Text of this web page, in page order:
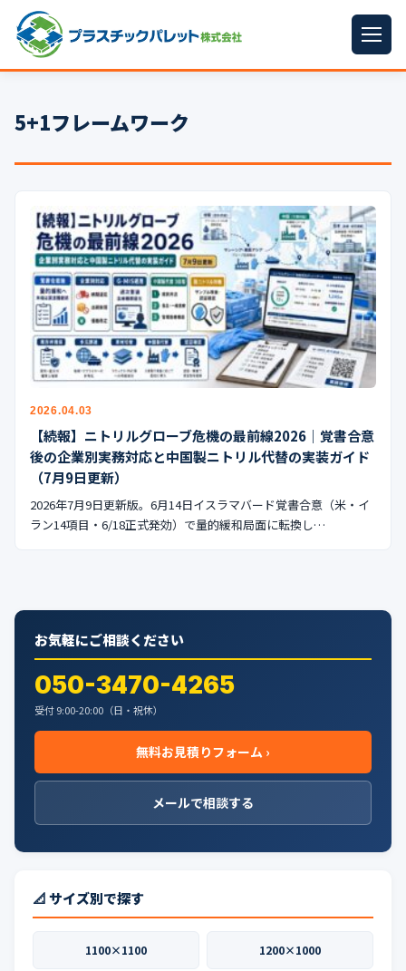
パレットサイズ
プラパレット ▼
コンテナ ▼
中古パレット
再生原料 ▼
梱包資材 ▼
イラン情勢まとめ
公式ブログ
会社案内
🇺🇸🇰🇷🇹🇼🇻🇳
5+1フレームワーク
2026.04.03
【続報】ニトリルグローブ危機の最前線2026｜覚書合意
後の企業別実務対応と中国製ニトリル代替の実装ガイド
（7月9日更新）
2026年7月9日更新版。6月14日イスラマバード覚書合意（米・イ
ラン14項目・6/18正式発効）で量的緩和局面に転換し…
お気軽にご相談ください
050-3470-4265
受付 9:00-20:00（日・祝休）
無料お見積りフォーム ›
メールで相談する
📐 サイズ別で探す
1100×1100 1200×1000